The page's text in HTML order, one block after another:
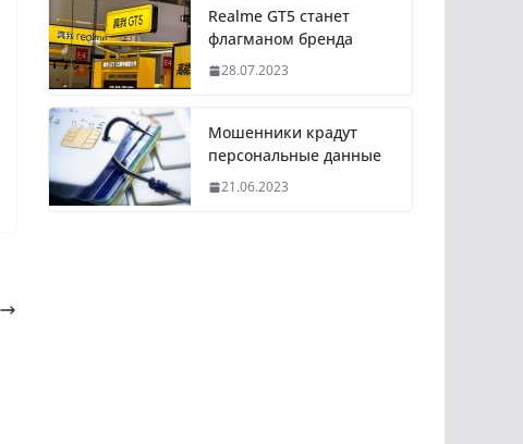
Realme GT5 станет
флагманом бренда
28.07.2023
Мошенники крадут
персональные данные
21.06.2023